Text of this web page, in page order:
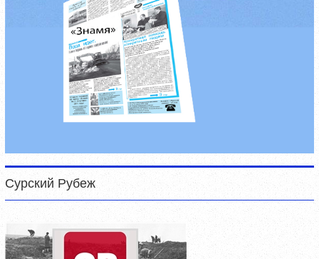
Сурский Рубеж